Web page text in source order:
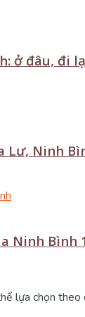
ở đâu, đi
Lư, Ninh
Ninh Bình
lựa chọn